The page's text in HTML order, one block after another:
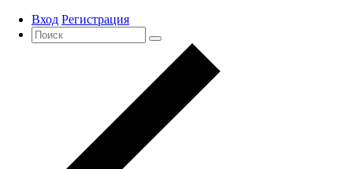
Вход Регистрация